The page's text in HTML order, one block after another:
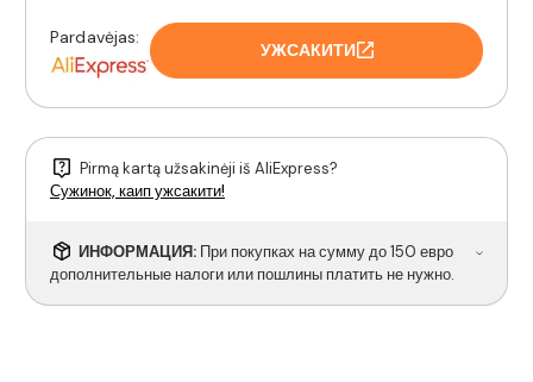
Pardavėjas:
УЖСАКИТИ
Pirmą kartą užsakinėji iš AliExpress?
Сужинок, каип ужсакити!
ИНФОРМАЦИЯ: При покупках на сумму до 150 евро
дополнительные налоги или пошлины платить не нужно.